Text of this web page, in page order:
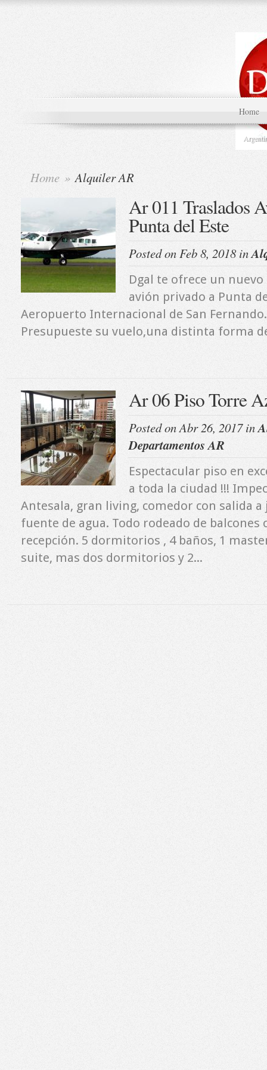
Home
Home » Alquiler AR
Ar 011 Traslados
Punta del Este
Posted on Feb 8, 2018 in
Dgal te ofrece un
avión privado a Punta
Aeropuerto Internacional de San
Presupueste su vuelo,una distinta forma
Ar 06 Piso Torre
Posted on Abr 26, 2017 in
Departamentos AR
Espectacular piso en
a toda la ciudad !!!
Antesala, gran living, comedor con salida
fuente de agua. Todo rodeado de balcones
recepción. 5 dormitorios , 4 baños, 1
suite, mas dos dormitorios y 2...